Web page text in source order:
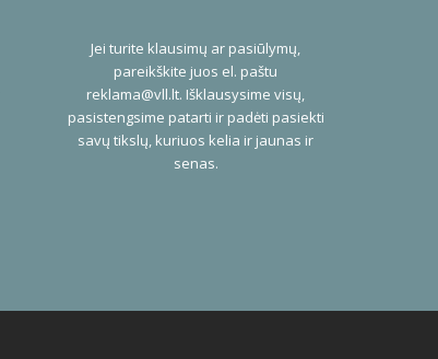
Jei turite klausimų ar pasiūlymų,
pareikškite juos el. paštu
reklama@vll.lt. Išklausysime visų,
pasistengsime patarti ir padėti pasiekti
savų tikslų, kuriuos kelia ir jaunas ir
senas.